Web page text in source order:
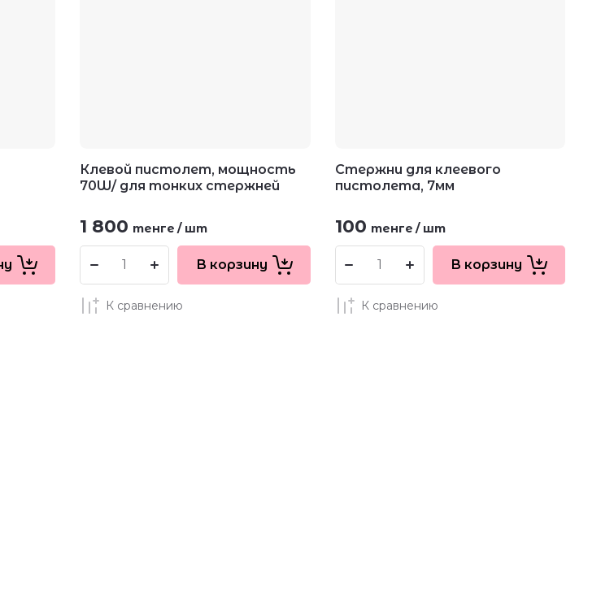
Клевой пистолет, мощность
70W/ для тонких стержней
1 800 тенге /шт
В корзину
К сравнению
Стержни для клеевого
пистолета, 7мм
100 тенге /шт
В корзину
К сравнению